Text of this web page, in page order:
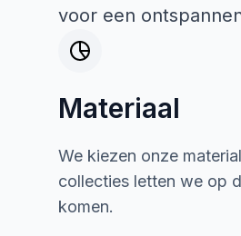
voor een
Materiaal
We kiezen onze
collecties letten we op
komen.